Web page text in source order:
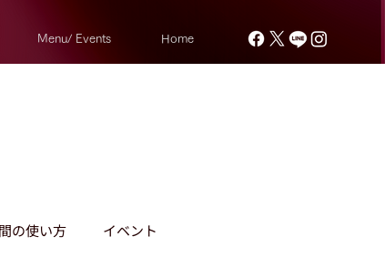
Menu/ Events Home
の使い方 イベント